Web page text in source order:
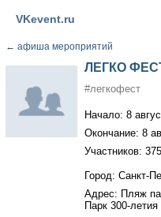
VKevent.ru
← афиша мероприятий
ЛЕГКО
#легкофест
Начало: 8
Окончание: 8
Участников:
Город: Санкт-
Адрес: Пляж
Парк 300-